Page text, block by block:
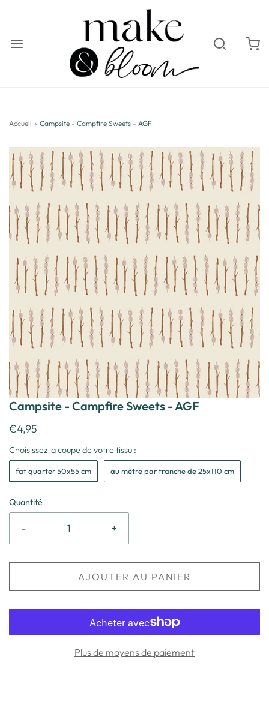
Accueil › Campsite - Campfire Sweets - AGF
Campsite - Campfire Sweets - AGF
€4,95
Choisissez la coupe de votre tissu :
fat quarter 50x55 cm au mètre par tranche de 25x110 cm
Quantité
- +
AJOUTER AU PANIER
Plus de moyens de paiement